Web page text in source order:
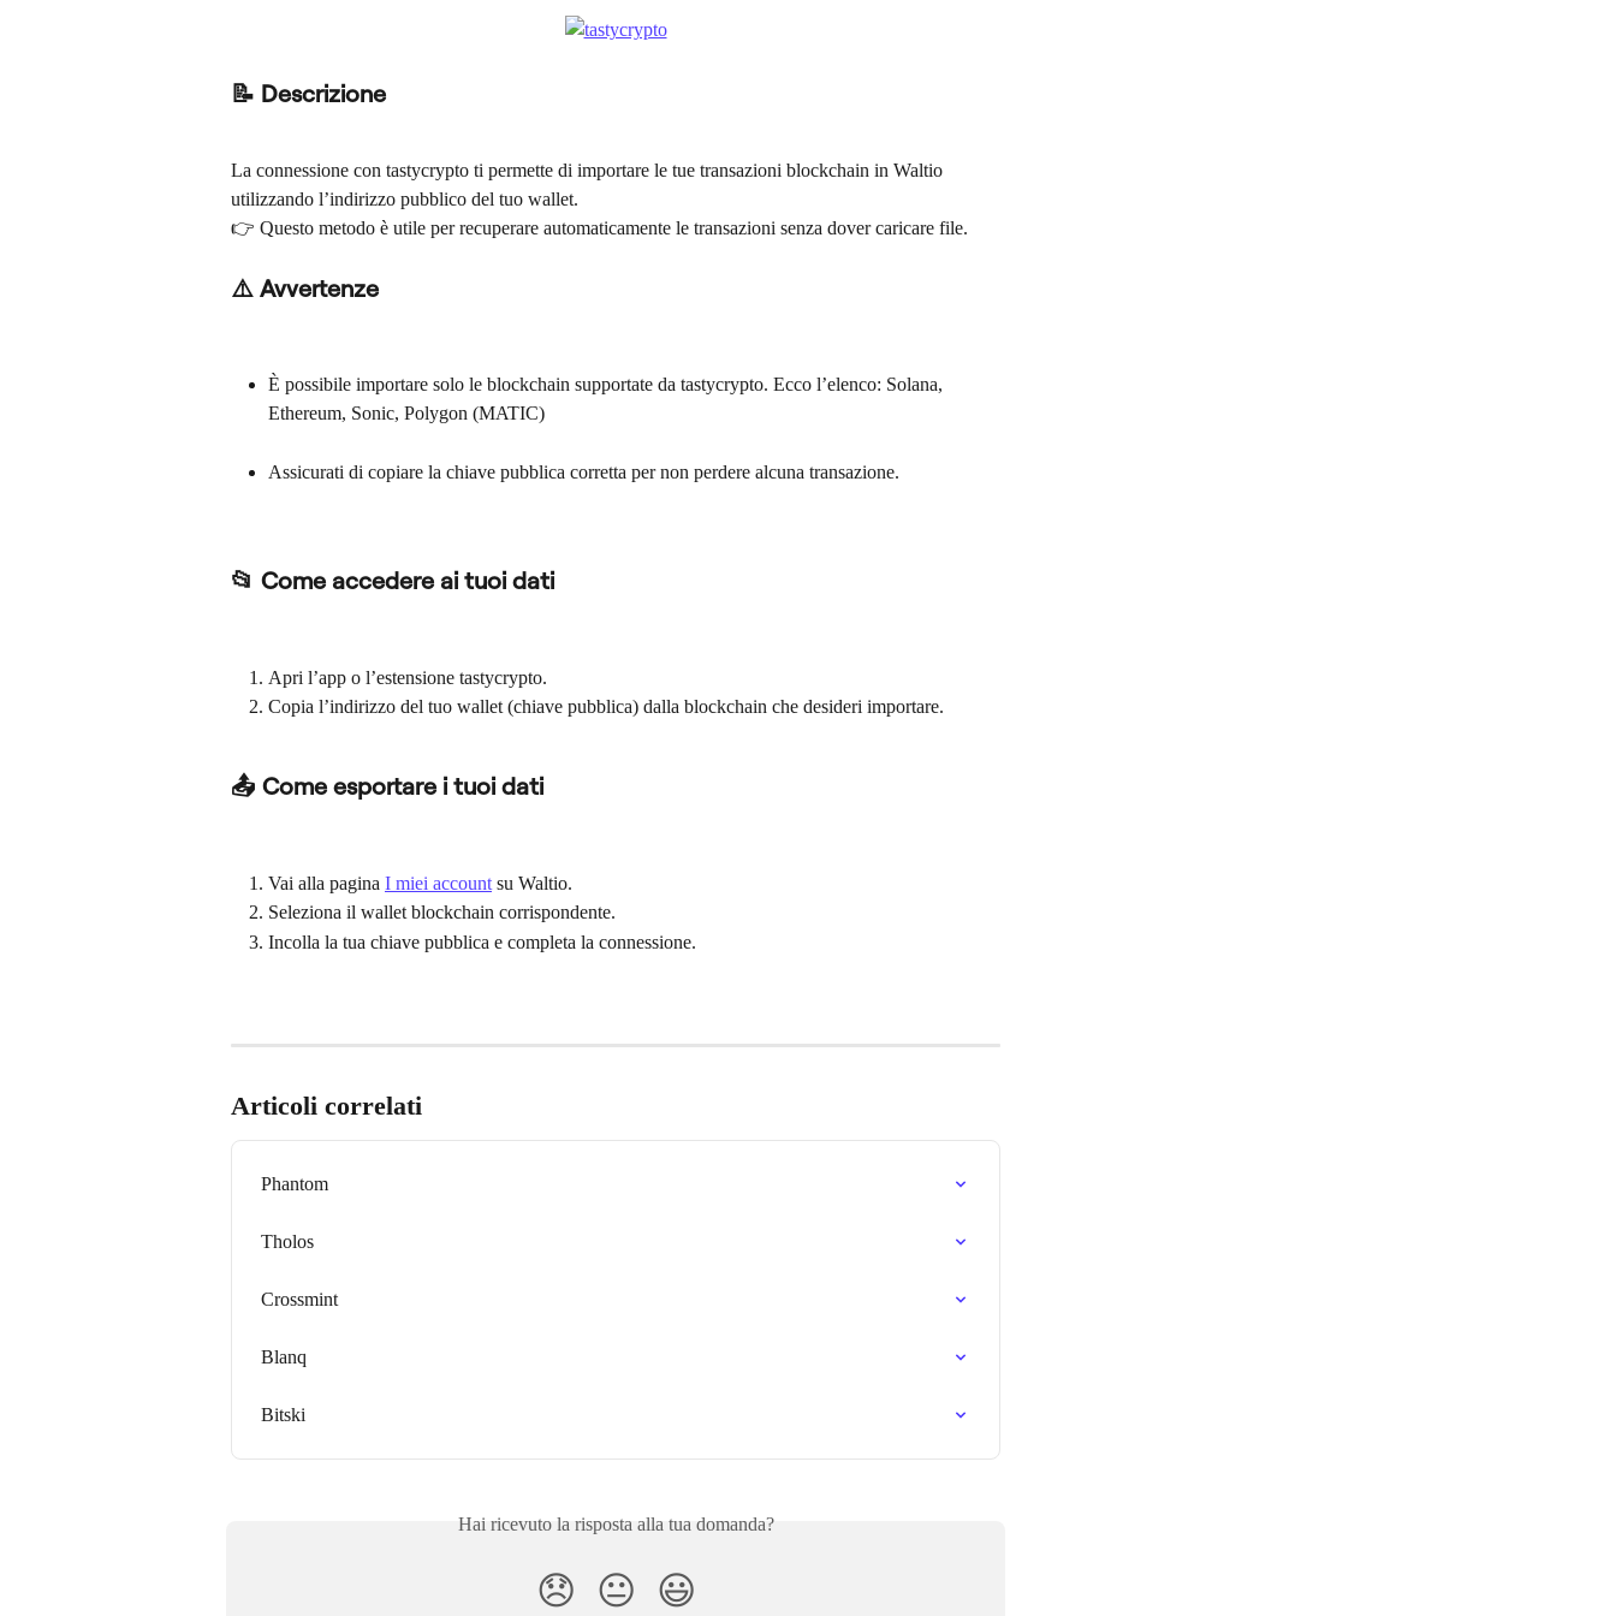
📝 Descrizione
La connessione con tastycrypto ti permette di importare le tue transazioni blockchain in Waltio
utilizzando l’indirizzo pubblico del tuo wallet.
👉 Questo metodo è utile per recuperare automaticamente le transazioni senza dover caricare file.
⚠️ Avvertenze
È possibile importare solo le blockchain supportate da tastycrypto. Ecco l’elenco: Solana,
Ethereum, Sonic, Polygon (MATIC)
Assicurati di copiare la chiave pubblica corretta per non perdere alcuna transazione.
📂 Come accedere ai tuoi dati
Apri l’app o l’estensione tastycrypto.
Copia l’indirizzo del tuo wallet (chiave pubblica) dalla blockchain che desideri importare.
📤 Come esportare i tuoi dati
Vai alla pagina I miei account su Waltio.
Seleziona il wallet blockchain corrispondente.
Incolla la tua chiave pubblica e completa la connessione.
Articoli correlati
Phantom
Tholos
Crossmint
Blanq
Bitski
Hai ricevuto la risposta alla tua domanda?
😞 😐 😃